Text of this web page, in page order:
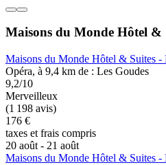
Maisons du Monde Hôtel &
Maisons du Monde Hôtel & Suites
Opéra, à 9,4 km de : Les Goudes
9,2/10
Merveilleux
(1 198 avis)
176 €
taxes et frais compris
20 août - 21 août
Maisons du Monde Hôtel & Suites